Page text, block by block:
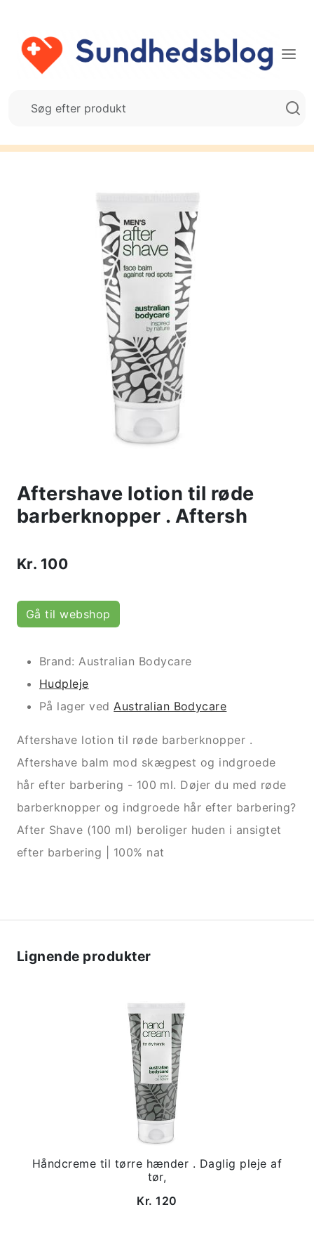
Aftershave lotion til røde
barberknopper . Aftersh
Kr. 100
Gå til webshop
Brand: Australian Bodycare
Hudpleje
På lager vedAustralian Bodycare
Aftershave lotion til røde barberknopper .
Aftershave balm mod skægpest og indgroede
hår efter barbering - 100 ml. Døjer du med røde
barberknopper og indgroede hår efter barbering?
After Shave (100 ml) beroliger huden i ansigtet
efter barbering | 100% nat
Lignende produkter
Håndcreme til tørre hænder . Daglig pleje af
tør,
Kr. 120